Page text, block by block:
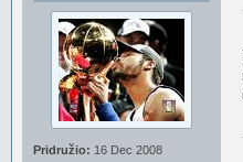
Pridružio: 16 Dec 2008